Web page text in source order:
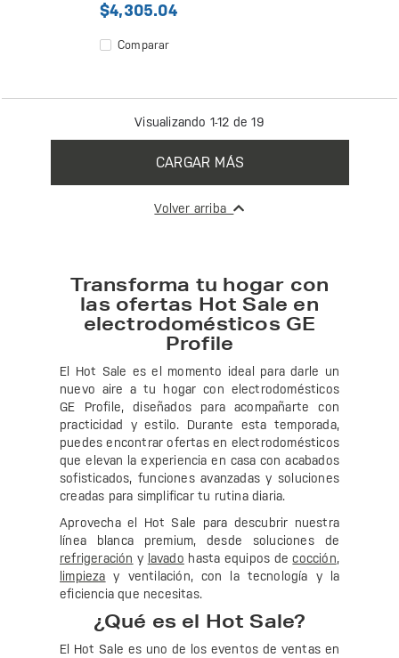
$4,305.04
Comparar
Visualizando 1-12 de 19
CARGAR MÁS
Volver arriba
Transforma tu hogar con
las ofertas Hot Sale en
electrodomésticos GE
Profile
El Hot Sale es el momento ideal para darle un
nuevo aire a tu hogar con electrodomésticos
GE Profile, diseñados para acompañarte con
practicidad y estilo. Durante esta temporada,
puedes encontrar ofertas en electrodomésticos
que elevan la experiencia en casa con acabados
sofisticados, funciones avanzadas y soluciones
creadas para simplificar tu rutina diaria.
Aprovecha el Hot Sale para descubrir nuestra
línea blanca premium, desde soluciones de
refrigeración y lavado hasta equipos decocción,
limpieza y ventilación, con la tecnología y la
eficiencia que necesitas.
¿Qué es el Hot Sale?
El Hot Sale es uno de los eventos de ventas en